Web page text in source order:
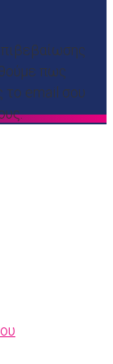
πως
το email σου